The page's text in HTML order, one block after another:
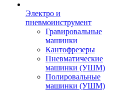
Электро и
пневмоинструмент
Гравировальные
машинки
Кантофрезеры
Пневматические
машинки (УШМ)
Полировальные
машинки (УШМ)